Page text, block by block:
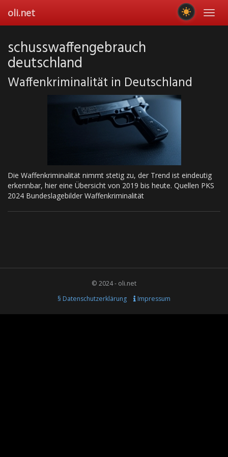
main
oli.net
schusswaffengebrauch
deutschland
Waffenkriminalität in Deutschland
Die Waffenkriminalität nimmt stetig zu, der Trend ist eindeutig
erkennbar, hier eine Übersicht von 2019 bis heute. Quellen PKS
2024 Bundeslagebilder Waffenkriminalität
© 2024 - oli.net
§ Datenschutzerklärung
Impressum